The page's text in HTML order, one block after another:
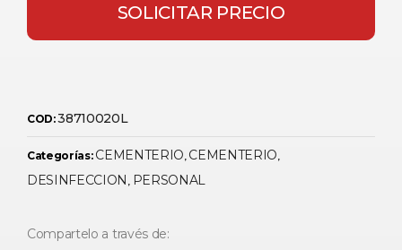
SOLICITAR PRECIO
COD:38710020L
Categorías: CEMENTERIO, CEMENTERIO,
DESINFECCION , PERSONAL
Compartelo a través de: